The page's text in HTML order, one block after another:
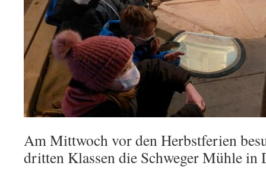
Am Mittwoch vor den Herbstferien
dritten Klassen die Schweger Mühle in